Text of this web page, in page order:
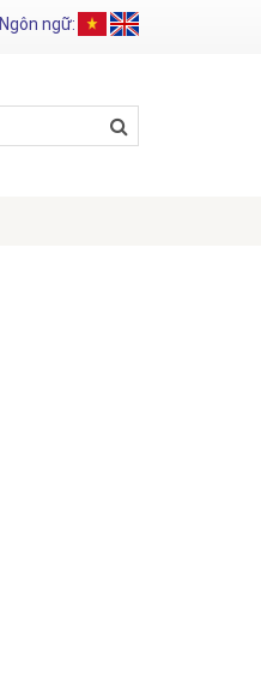
Ngôn ngữ: